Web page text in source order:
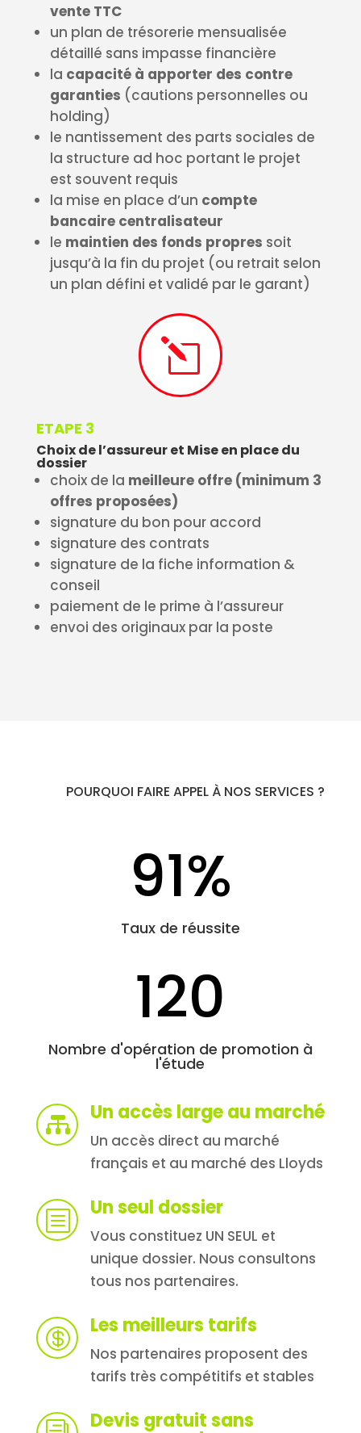
vente TTC
un plan de trésorerie mensualisée
détaillé sans impasse financière
la capacité à apporter des contre
garanties (cautions personnelles ou
holding)
le nantissement des parts sociales de
la structure ad hoc portant le projet
est souvent requis
la mise en place d’un compte
bancaire centralisateur
le maintien des fonds propres soit
jusqu’à la fin du projet (ou retrait selon
un plan défini et validé par le garant)
l
ETAPE 3
Choix de l’assureur et Mise en place du
dossier
choix de la meilleure offre (minimum 3
offres proposées)
signature du bon pour accord
signature des contrats
signature de la fiche information &
conseil
paiement de le prime à l’assureur
envoi des originaux par la poste
POURQUOI FAIRE APPEL À NOS SERVICES ?
91%
Taux de réussite
120
Nombre d'opération de promotion à
l'étude
 Un accès large au marché
Un accès direct au marché
français et au marché des Lloyds
b Un seul dossier
Vous constituez UN SEUL et
unique dossier. Nous consultons
tous nos partenaires.
 Les meilleurs tarifs
Nos partenaires proposent des
tarifs très compétitifs et stables
Devis gratuit sans